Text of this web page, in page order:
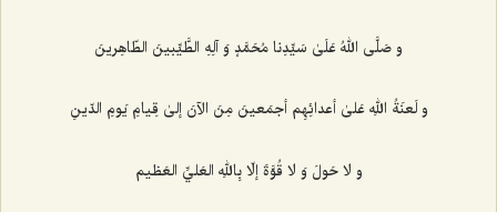
و صَلَّى اللهُ عَلَىٰ سَيِّدِنا مُحَمَّدٍ وَ آلِهِ الطَّيِّبينَ الطّاهِرينَ‌
و لَعنَةُ اللهِ عَلیٰ أعدائِهِم أجمَعينَ مِنَ الآنَ إلىٰ قِيامِ يَومِ الدّينِ
و لا حَولَ وَ لا قُوَّةَ إلّا بِاللهِ العَليِّ العَظيم‌